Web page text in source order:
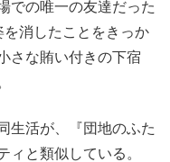
での唯一の友達だった
消したことをきっか
さな賄い付きの下宿
生活が、『団地のふた
ィと類似している。